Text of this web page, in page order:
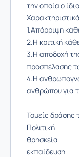
την οποία ο
1.Απόρριψη
2.Η κριτική
3.Η αποδοχή
προσπέλασης
4.Η
ανθρώπου για
Τομείς δράσης
Πολιτική
θρησκεία
εκπαίδευση